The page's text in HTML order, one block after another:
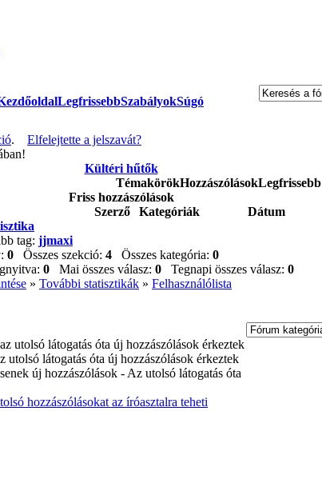
LegfrissebbSzabályokSúgó
. Elfelejtette a jelszavát?
Kültéri hűtők
TémakörökHozzászólásokLegfrissebb
Friss hozzászólások
Szerző Kategóriák Dátum
tag: jjmaxi
0 Összes szekció: 4 Összes kategória: 0
0 Mai összes válasz: 0 Tegnapi összes válasz: 0
» További statisztikák » Felhasználólista
utolsó látogatás óta új hozzászólások érkeztek
- Az utolsó látogatás óta